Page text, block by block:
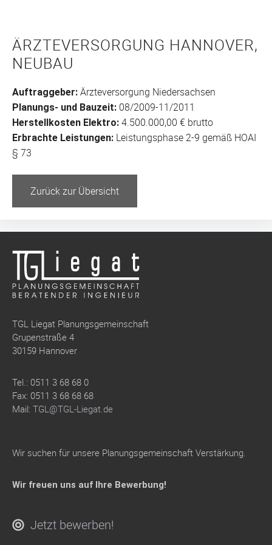
ÄRZTEVERSORGUNG HANNOVER,
NEUBAU
Auftraggeber: Ärzteversorgung Niedersachsen
Planungs- und Bauzeit: 08/2009-11/2011
Herstellkosten Elektro: 4.500.000,00 € brutto
Erbrachte Leistungen: Leistungsphase 2-9 gemäß HOAI
§ 73
Zurück zur Übersicht
TGL Liegat Planungsgemeinschaft
Grupenstraße 4
30159 Hannover
Tel.: 0511 3 68 68 0
Fax: 0511 3 68 68 68
Mail: TGL@TGL-Liegat.de
Wir suchen für unsere Planungsgemeinschaft Verstärkung.
Wir freuen uns auf Ihre Bewerbung!
Jetzt bewerben!